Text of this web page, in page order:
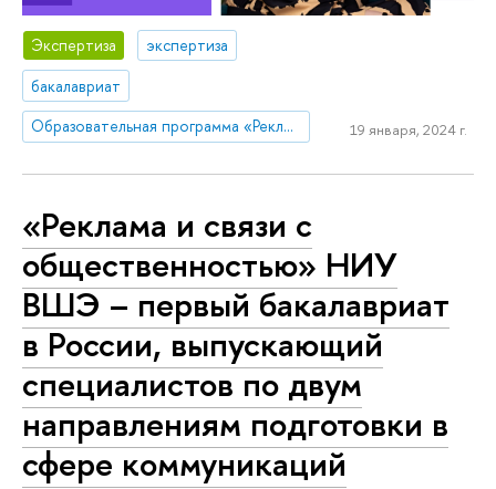
Экспертиза
экспертиза
бакалавриат
Образовательная программа «Реклама и связи с общественностью»
19 января, 2024 г.
«Реклама и связи с
общественностью» НИУ
ВШЭ – первый бакалавриат
в России, выпускающий
специалистов по двум
направлениям подготовки в
сфере коммуникаций